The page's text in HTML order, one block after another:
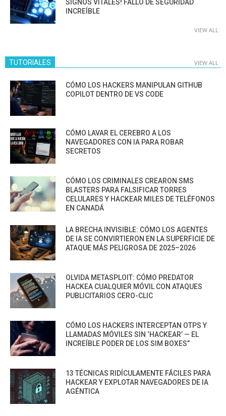
SIGNOS VITALES! FALLO DE SEGURIDAD
INCREÍBLE
VIEW ALL
TUTORIALES VIEW ALL
CÓMO LOS HACKERS MANIPULAN GITHUB
COPILOT DENTRO DE VS CODE
CÓMO LAVAR EL CEREBRO A LOS
NAVEGADORES CON IA PARA ROBAR
SECRETOS
CÓMO LOS CRIMINALES CREARON SMS
BLASTERS PARA FALSIFICAR TORRES
CELULARES Y HACKEAR MILES DE TELÉFONOS
EN CANADÁ
LA BRECHA INVISIBLE: CÓMO LOS AGENTES
DE IA SE CONVIRTIERON EN LA SUPERFICIE DE
ATAQUE MÁS PELIGROSA DE 2025–2026
OLVIDA METASPLOIT: CÓMO PREDATOR
HACKEA CUALQUIER MÓVIL CON ATAQUES
PUBLICITARIOS CERO-CLIC
CÓMO LOS HACKERS INTERCEPTAN OTPS Y
LLAMADAS MÓVILES SIN ‘HACKEAR’ — EL
INCREÍBLE PODER DE LOS SIM BOXES”
13 TÉCNICAS RIDÍCULAMENTE FÁCILES PARA
HACKEAR Y EXPLOTAR NAVEGADORES DE IA
AGÉNTICA